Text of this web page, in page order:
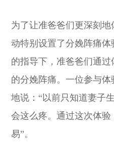
为了让准爸爸们更深刻
动特别设置了分娩阵痛
的指导下，准爸爸们通
的分娩阵痛。一位参与
地说：“以前只知道妻子
会这么疼。通过这次体
易”。